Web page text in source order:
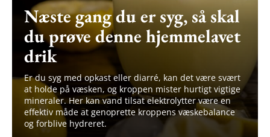
Subscription Plans
Næste gang du er syg, så skal
du prøve denne hjemmelavet
drik
Er du syg med opkast eller diarré, kan det være svært
at holde på væsken, og kroppen mister hurtigt vigtige
mineraler. Her kan vand tilsat elektrolytter være en
effektiv måde at genoprette kroppens væskebalance
og forblive hydreret.